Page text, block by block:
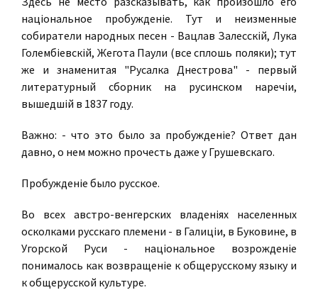
нацiональное пробужденiе. Тут и неизменные
собиратели народных песен - Вацлав Залесскiй, Лука
Голембiевскiй, Жегота Паули (все сплошь поляки); тут
же и знаменитая "Русалка Днестрова" - первый
литературный сборник на русинском наречiи,
вышедшiй в 1837 году.
Важно: - что это было за пробужденiе? Ответ дан
давно, о нем можно прочесть даже у Грушевскаго.
Пробужденiе было русское.
Во всех австро-венгерских владенiях населенных
осколками русскаго племени - в Галицiи, в Буковине, в
Угорской Руси - нацiональное возрожденiе
понималось как возвращенiе к общерусскому языку и
к общерусской культуре.